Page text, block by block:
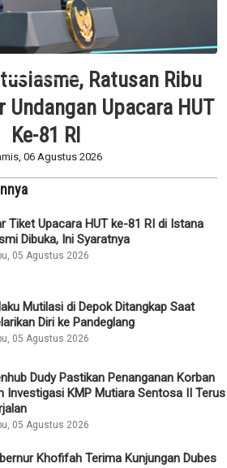
Rektor dan Dekan Vokasi
Vokasi Indonesia,
Jatim Siap Jadi
Vokasi Nasional
06 Agustus 2026
Tiket Upacara HUT ke-81 RI di Istana
Mutilasi di Depok Ditangkap Saat
Dudy Pastikan Penanganan Korban
Investigasi KMP Mutiara Sentosa II Terus
05 Agustus 2026